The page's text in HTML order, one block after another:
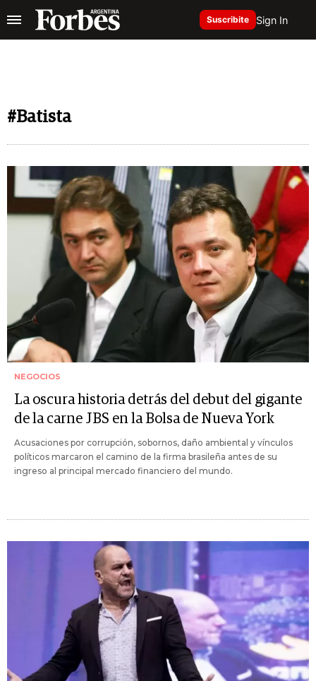
Suscribite Sign In
#Batista
NEGOCIOS
La oscura historia detrás del debut del gigante
de la carne JBS en la Bolsa de Nueva York
Acusaciones por corrupción, sobornos, daño ambiental y vínculos
políticos marcaron el camino de la firma brasileña antes de su
ingreso al principal mercado financiero del mundo.